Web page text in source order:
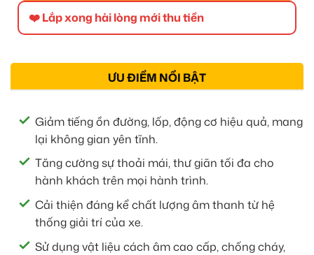
❤️ Lắp xong hài lòng mới thu tiền
ƯU ĐIỂM NỔI BẬT
Giảm tiếng ồn đường, lốp, động cơ hiệu quả, mang
lại không gian yên tĩnh.
Tăng cường sự thoải mái, thư giãn tối đa cho
hành khách trên mọi hành trình.
Cải thiện đáng kể chất lượng âm thanh từ hệ
thống giải trí của xe.
Sử dụng vật liệu cách âm cao cấp, chống cháy,